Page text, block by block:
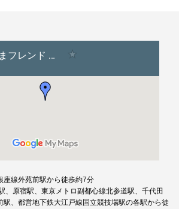
座線外苑前駅から徒歩約7分
、原宿駅、東京メトロ副都心線北参道駅、千代田
駅、都営地下鉄大江戸線国立競技場駅の各駅から徒